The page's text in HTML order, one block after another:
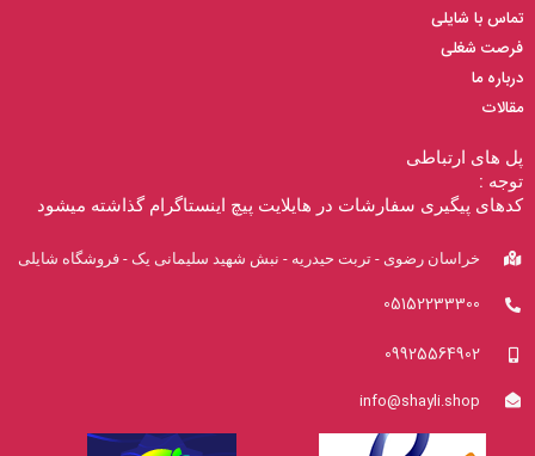
تماس با شایلی
فرصت شغلی
درباره ما
مقالات
پل های ارتباطی
توجه :
کدهای پیگیری سفارشات در هایلایت پیچ اینستاگرام گذاشته میشود
خراسان رضوی - تربت حیدریه - نبش شهید سلیمانی یک - فروشگاه شایلی
05152233300
09925564902
info@shayli.shop